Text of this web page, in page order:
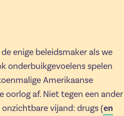
enige beleidsmaker als we
onderbuikgevoelens spelen
Amerikaanse
oorlog af. Niet tegen een ander
vijand: drugs (en